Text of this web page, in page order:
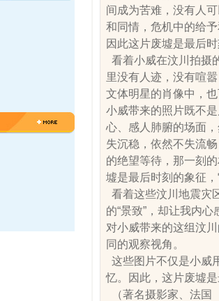
间成为苦难，没有人
和同情，危机中的给
因此这片废墟是最后
看着小威在汶川拍摄
里没有人迹，没有喧
文体明星的肖像中，
小威带来的照片既不
心、感人肺腑的场面
失沉稳，依然不失流
的绝望等待，那一刻
墟是最后时刻的象征
看着这些汶川地震灾
的“景致”，却让我内
对小威带来的这组汶
同的观察视角。
这些图片不仅是小威
忆。因此，这片废墟
（著名摄影家、法国